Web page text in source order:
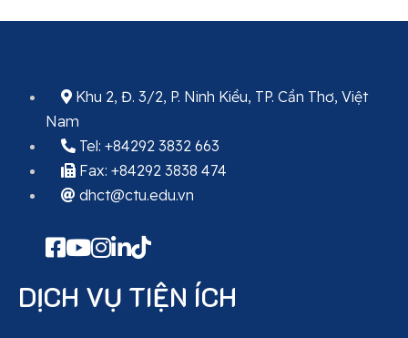
Khu 2, Đ. 3/2, P. Ninh Kiều, TP. Cần Thơ, Việt
Nam
Tel: +84292 3832 663
Fax: +84292 3838 474
dhct@ctu.edu.vn
DỊCH VỤ TIỆN ÍCH